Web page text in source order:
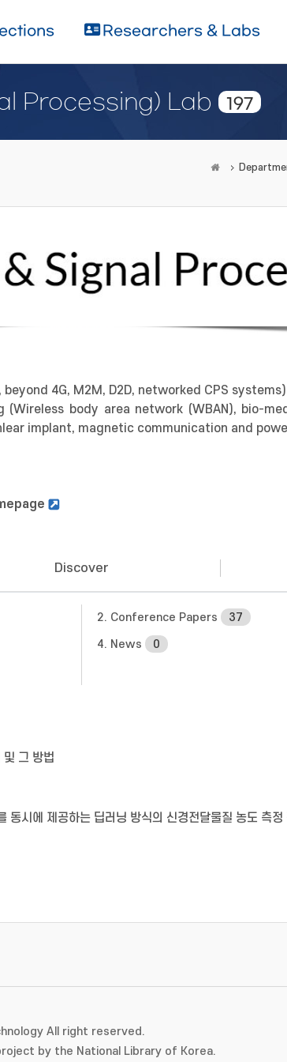
Researchers & Labs
Processing) Lab 197
4G, M2M, D2D, networked CPS systems)
body area network (WBAN), bio-
implant, magnetic communication and
Discover
2. Conference Papers
37
4. News
0
및 그 방법
시에 제공하는 딥러닝 방식의 신경전달물질 농도 측정
All right reserved.
by the National Library of Korea.